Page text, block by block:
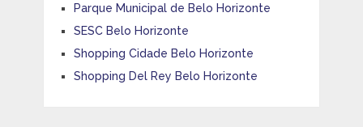
Parque Municipal de Belo Horizonte
SESC Belo Horizonte
Shopping Cidade Belo Horizonte
Shopping Del Rey Belo Horizonte